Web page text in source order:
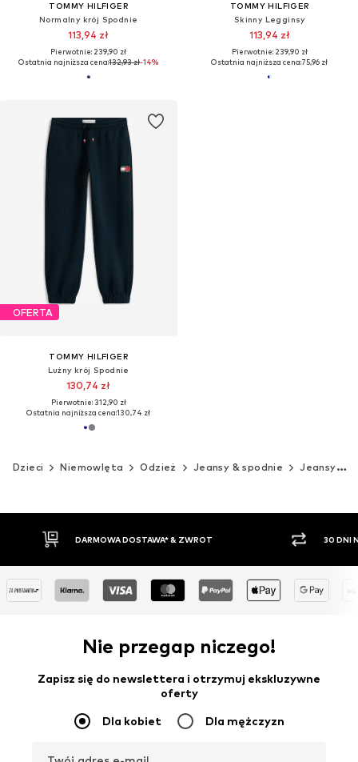
TOMMY HILFIGER
Normalny krój Spodnie
113,94 zł
Pierwotnie: 239,90 zł
Ostatnia najniższa cena:132,93 zł-14%
TOMMY HILFIGER
Skinny Legginsy
113,94 zł
Pierwotnie: 239,90 zł
Ostatnia najniższa cena:75,96 zł
OFERTA
TOMMY HILFIGER
Lużny krój Spodnie
130,74 zł
Pierwotnie: 312,90 zł
Ostatnia najniższa cena:130,74 zł
Dzieci Niemowlęta Odzież Jeansy & spodnie Jeansy
30 DNI NA ZWROT TOWARU
Nie przegap niczego!
Zapisz się do newslettera i otrzymuj ekskluzywne
oferty
Dla kobiet Dla mężczyzn